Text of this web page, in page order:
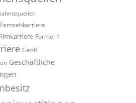
Fernsehkarriere
Formel 1
GeoB
Geschäftliche